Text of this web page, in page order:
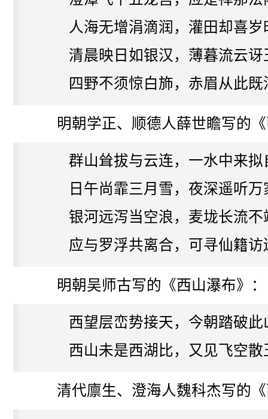
人海无增涓滴润，灌田却喜岁
清晨映日如银汉，薄暮流云讶
四野不须惊白斾，赤眉从此既
明朝学正、顺德人薛世瞻写的《
群山耸拔与云连，一水中来拟
日午尚霏三月雪，夜深遥听万
银河远泻当空浪，麦垅长流不
应与罗浮共离合，可寻仙籍访
明朝吴师古写的《西山瀑布》：
西望层峦势接天，今朝踏破此
西山未是西湖比，又见飞空散
清代廪生、澄海人魏科杰写的《